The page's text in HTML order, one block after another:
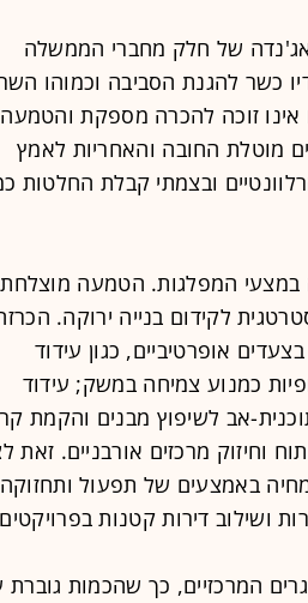
של חלק מחברי הממשלה
כשר להגנת הסביבה וכמוהו
זוכה להכרה מספקת והטמעה
מוטלת החובה והאחריות לאמץ
ובצמתי קבלת החלטות
במצעי המפלגות. הטמעה מוצלחת
לקידום בנייה ירוקה.
אופרטיביים, כגון עידוד
כמנוע צמיחה במשק; עידוד
אב לשיפוץ מבנים והקמת
וחיזוק מרכזים אורבניים. זאת
באמצעים של תפעול ותחזוקה
ושילוב דירות קטנות
המרכזיים, כך שהכמות גוברת